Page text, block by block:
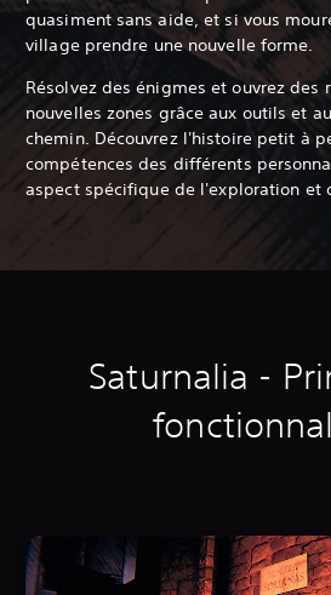
quasiment sans aide,et si vous
village prendre une nouvelle forme.
Résolvez des énigmes et ouvrez des
nouvelles zones grâce aux outils et
chemin. Découvrez l'histoire petit à
compétences des différents
aspect spécifique de l'exploration et
Saturnalia -